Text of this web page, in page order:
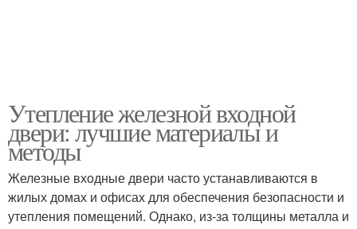
Утепление железной входной
двери: лучшие материалы и
методы
Железные входные двери часто устанавливаются в
жилых домах и офисах для обеспечения безопасности и
утепления помещений. Однако, из-за толщины металла и